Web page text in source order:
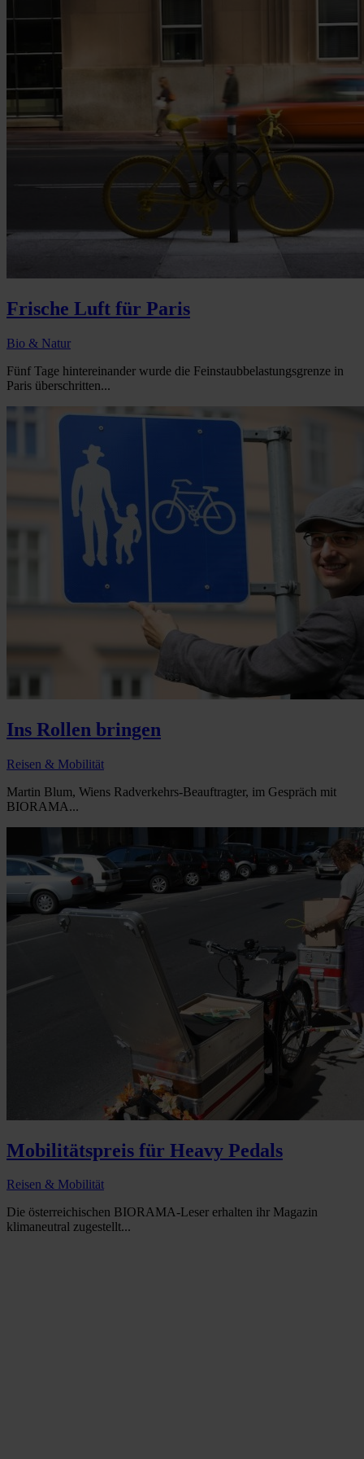
Frische Luft für Paris
Bio & Natur
Fünf Tage hintereinander wurde die Feinstaubbelastungsgrenze in
Paris überschritten...
Ins Rollen bringen
Reisen & Mobilität
Martin Blum, Wiens Radverkehrs-Beauftragter, im Gespräch mit
BIORAMA...
Mobilitätspreis für Heavy Pedals
Reisen & Mobilität
Die österreichischen BIORAMA-Leser erhalten ihr Magazin
klimaneutral zugestellt...